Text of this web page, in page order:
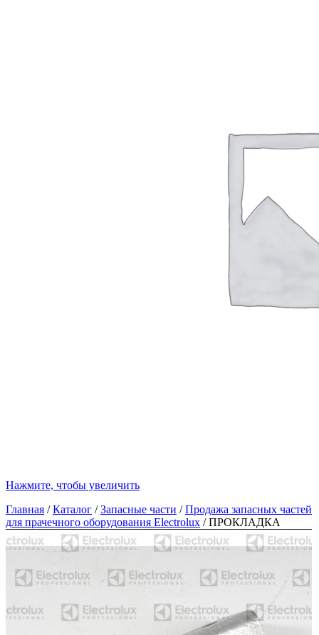
Нажмите, чтобы увеличить
Главная /Каталог /Запасные части /Продажа запасных частей
для прачечного оборудования Electrolux /ПРОКЛАДКА